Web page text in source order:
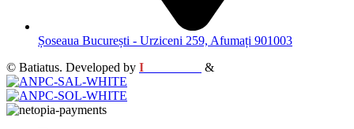
Șoseaua București - Urziceni 259, Afumați 901003
© Batiatus. Developed by I &